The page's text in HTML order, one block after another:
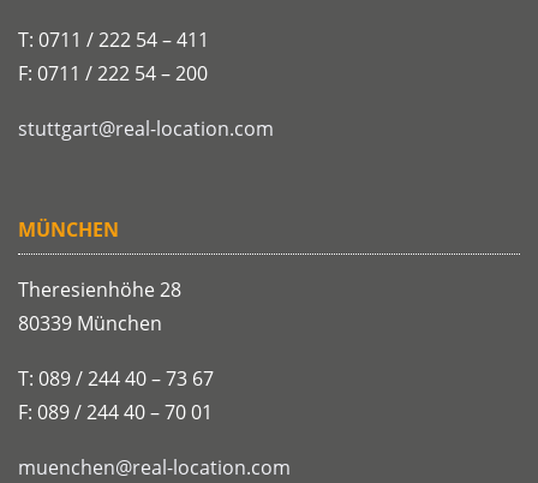
T: 0711 / 222 54 – 411
F: 0711 / 222 54 – 200
stuttgart@real-location.com
MÜNCHEN
Theresienhöhe 28
80339 München
T: 089 / 244 40 – 73 67
F: 089 / 244 40 – 70 01
muenchen@real-location.com